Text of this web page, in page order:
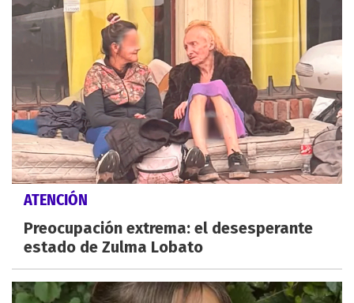
ATENCIÓN
Preocupación extrema: el desesperante
estado de Zulma Lobato